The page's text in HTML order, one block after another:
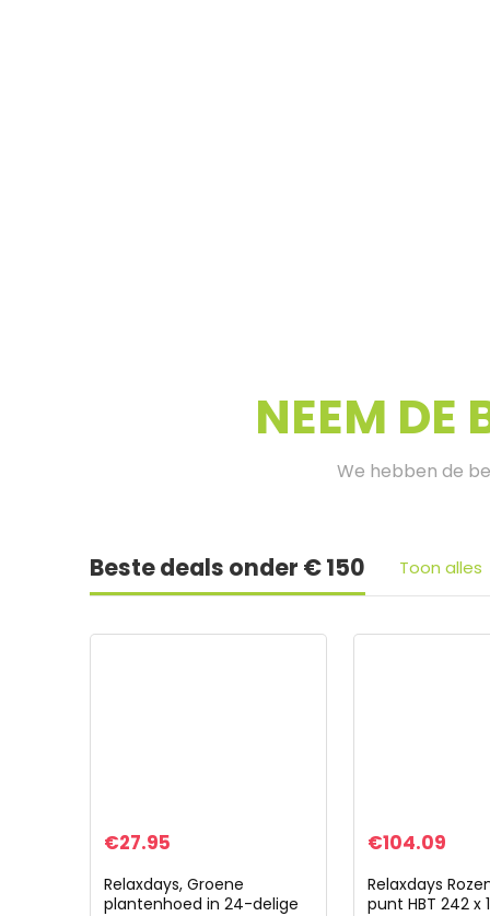
NEEM DE
We hebben de
Beste deals onder € 150 Toon alles
€27.95
Relaxdays, Groene
plantenhoed in 24-delige
€104.09
Relaxdays
punt HBT 242 x